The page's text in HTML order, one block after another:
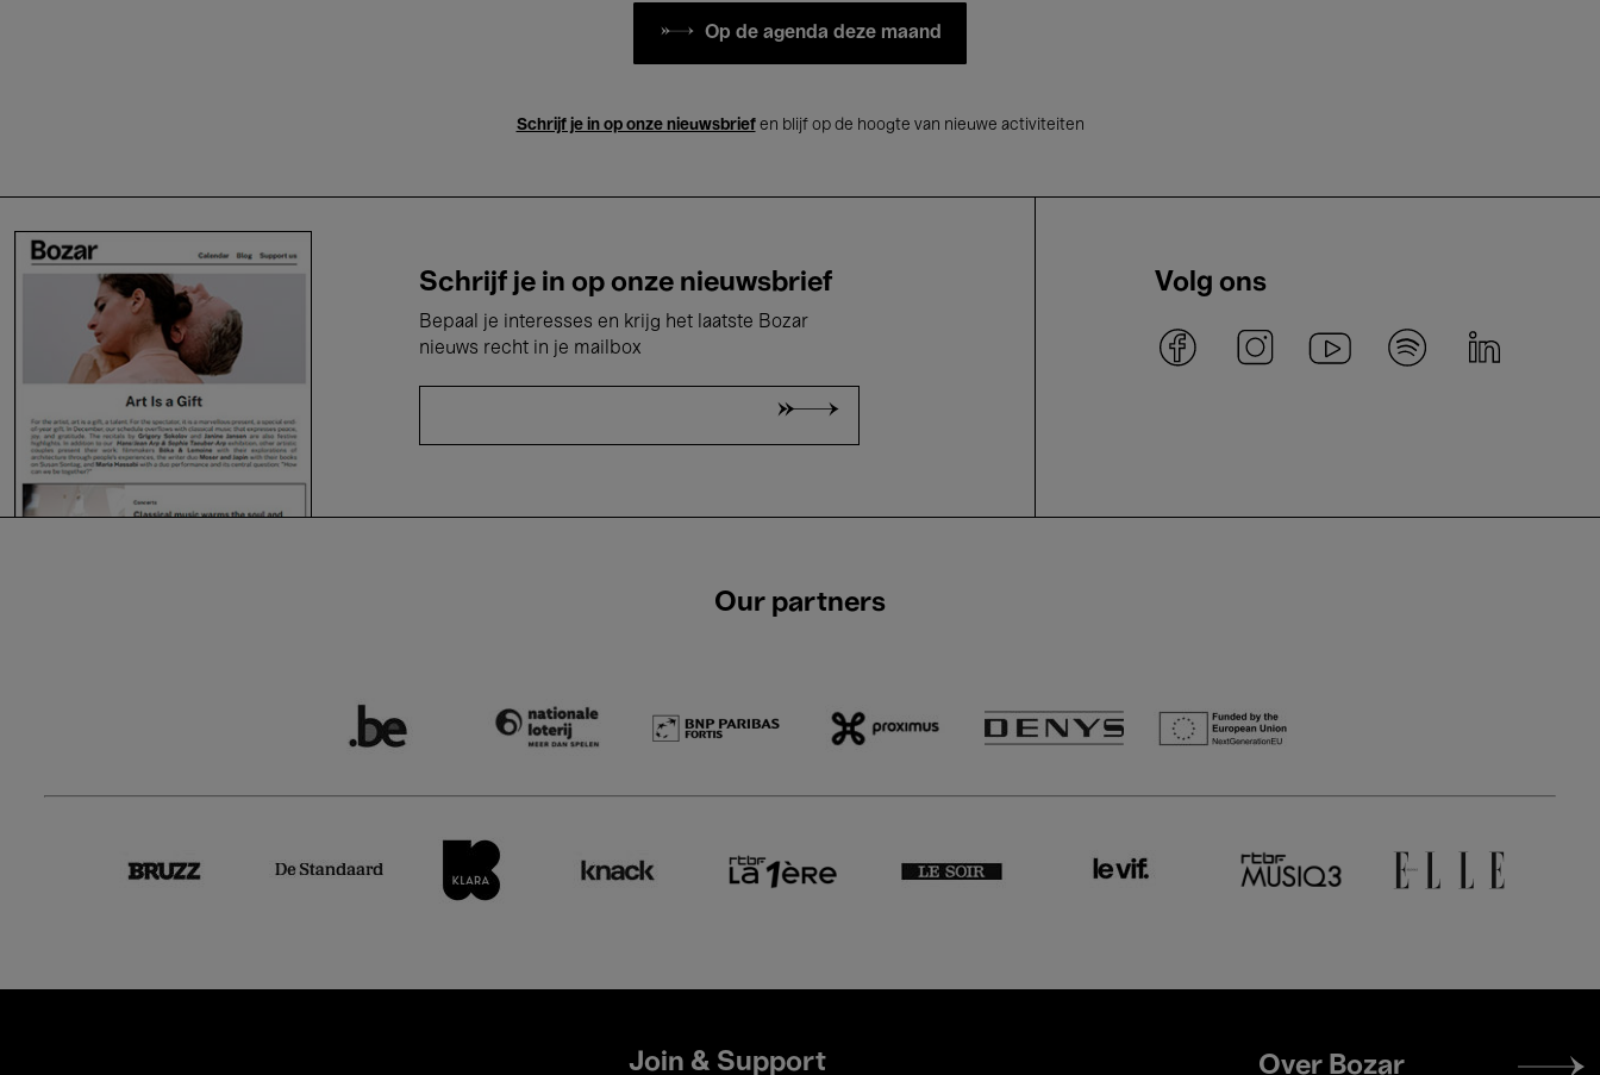
Op de agenda deze maand
Schrijf je in op onze nieuwsbriefen blijf op de hoogte van nieuwe activiteiten
Schrijf je in op onze nieuwsbrief
Bepaal je interesses en krijg het laatste Bozar
nieuws recht in je mailbox
Volg ons
Our partners
Join & Support
Footer
Over Bozar